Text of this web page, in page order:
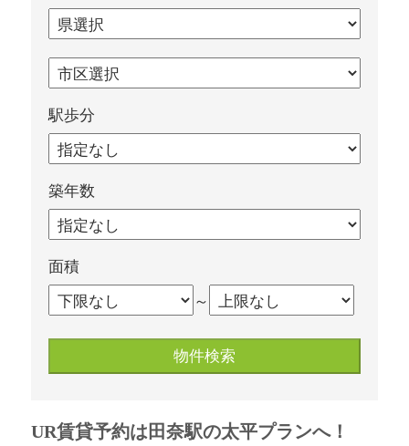
駅歩分
築年数
面積
～
UR賃貸予約は田奈駅の太平プランへ！